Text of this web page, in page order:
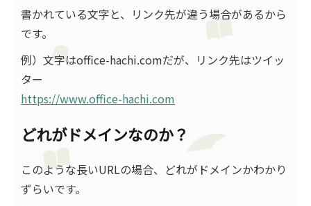
書かれている文字と、リンク先が違う場合があるから
です。
例）文字はoffice-hachi.comだが、リンク先はツイッ
ター
https://www.office-hachi.com
どれがドメインなのか？
このような長いURLの場合、どれがドメインかわかり
ずらいです。